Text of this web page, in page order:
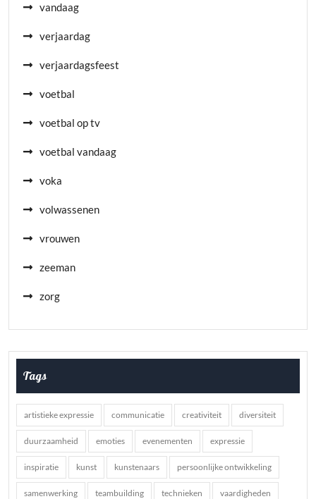
vandaag
verjaardag
verjaardagsfeest
voetbal
voetbal op tv
voetbal vandaag
voka
volwassenen
vrouwen
zeeman
zorg
Tags
artistieke expressie communicatie creativiteit diversiteit
duurzaamheid emoties evenementen expressie
inspiratie kunst kunstenaars persoonlijke ontwikkeling
samenwerking teambuilding technieken vaardigheden